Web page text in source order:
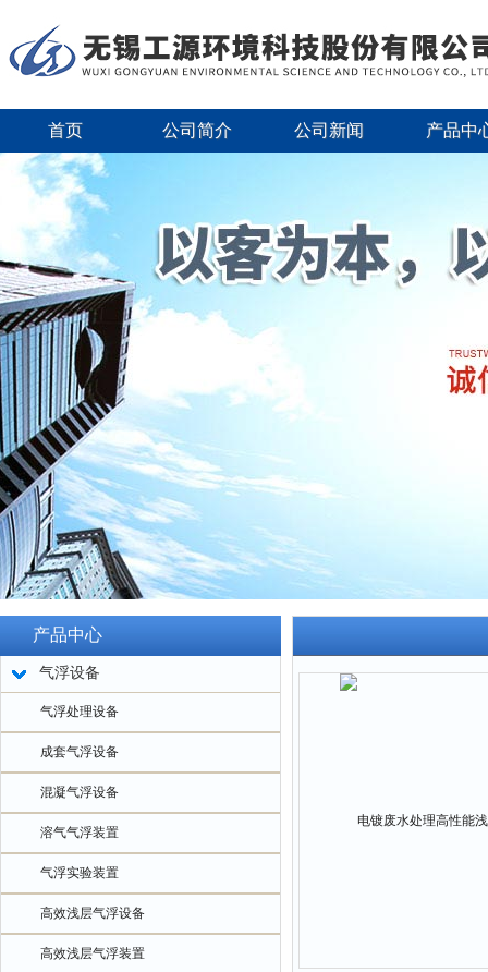
首页 公司简介 公司新闻 产品中
产品中心
气浮设备
气浮处理设备
成套气浮设备
混凝气浮设备
溶气气浮装置
气浮实验装置
高效浅层气浮设备
高效浅层气浮装置